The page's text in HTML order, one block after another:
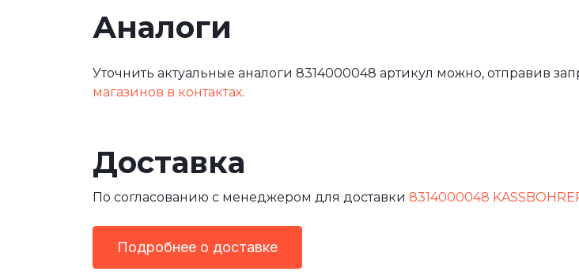
Аналоги
Уточнить актуальные аналоги 8314000048 артикул можно, отправив
магазинов в контактах.
Доставка
По согласованию с менеджером для доставки 8314000048
Подробнее о доставке